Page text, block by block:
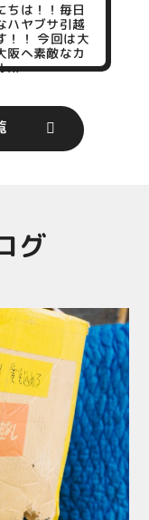
ちは！！毎日
ハヤブサ引越
！！ 今回は大
阪へ素敵なカ
...
グ